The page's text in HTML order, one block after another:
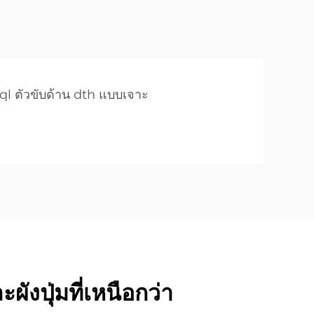
ql ตัวขับด้าน dth แบบเจาะ
ผังปุ่มที่เหนือกว่า